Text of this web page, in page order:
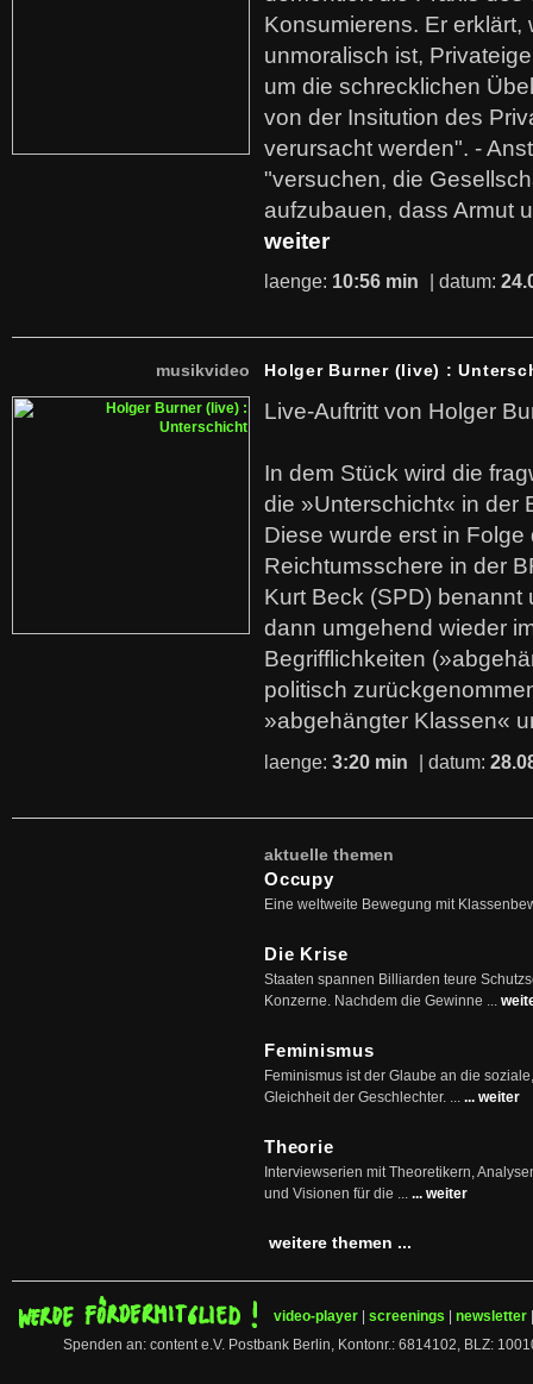
Konsumierens. Er erklärt,
unmoralisch ist,
um die schrecklichen
von der Insitution des
verursacht werden". -
"versuchen, die
aufzubauen, dass Armut
weiter
laenge: 10:56 min | datum:
musikvideo Holger Burner (live) :
Live-Auftritt von Holger
In dem Stück wird die
die »Unterschicht« in der
Diese wurde erst in
Reichtumsschere in der
Kurt Beck (SPD)
dann umgehend wieder
Begrifflichkeiten
politisch
»abgehängter Klassen«
laenge: 3:20 min | datum:
aktuelle themen
Occupy
Eine weltweite Bewegung mit
Die Krise
Staaten spannen Billiarden teure
Konzerne. Nachdem die Gewinne ...
Feminismus
Feminismus ist der Glaube an die
Gleichheit der Geschlechter. ... ... weiter
Theorie
Interviewserien mit Theoretikern,
und Visionen für die ... ... weiter
weitere themen ...
video-player screenings newsletter
Spenden an: content e.V. Postbank Berlin, Kontonr.: 6814102, BLZ: